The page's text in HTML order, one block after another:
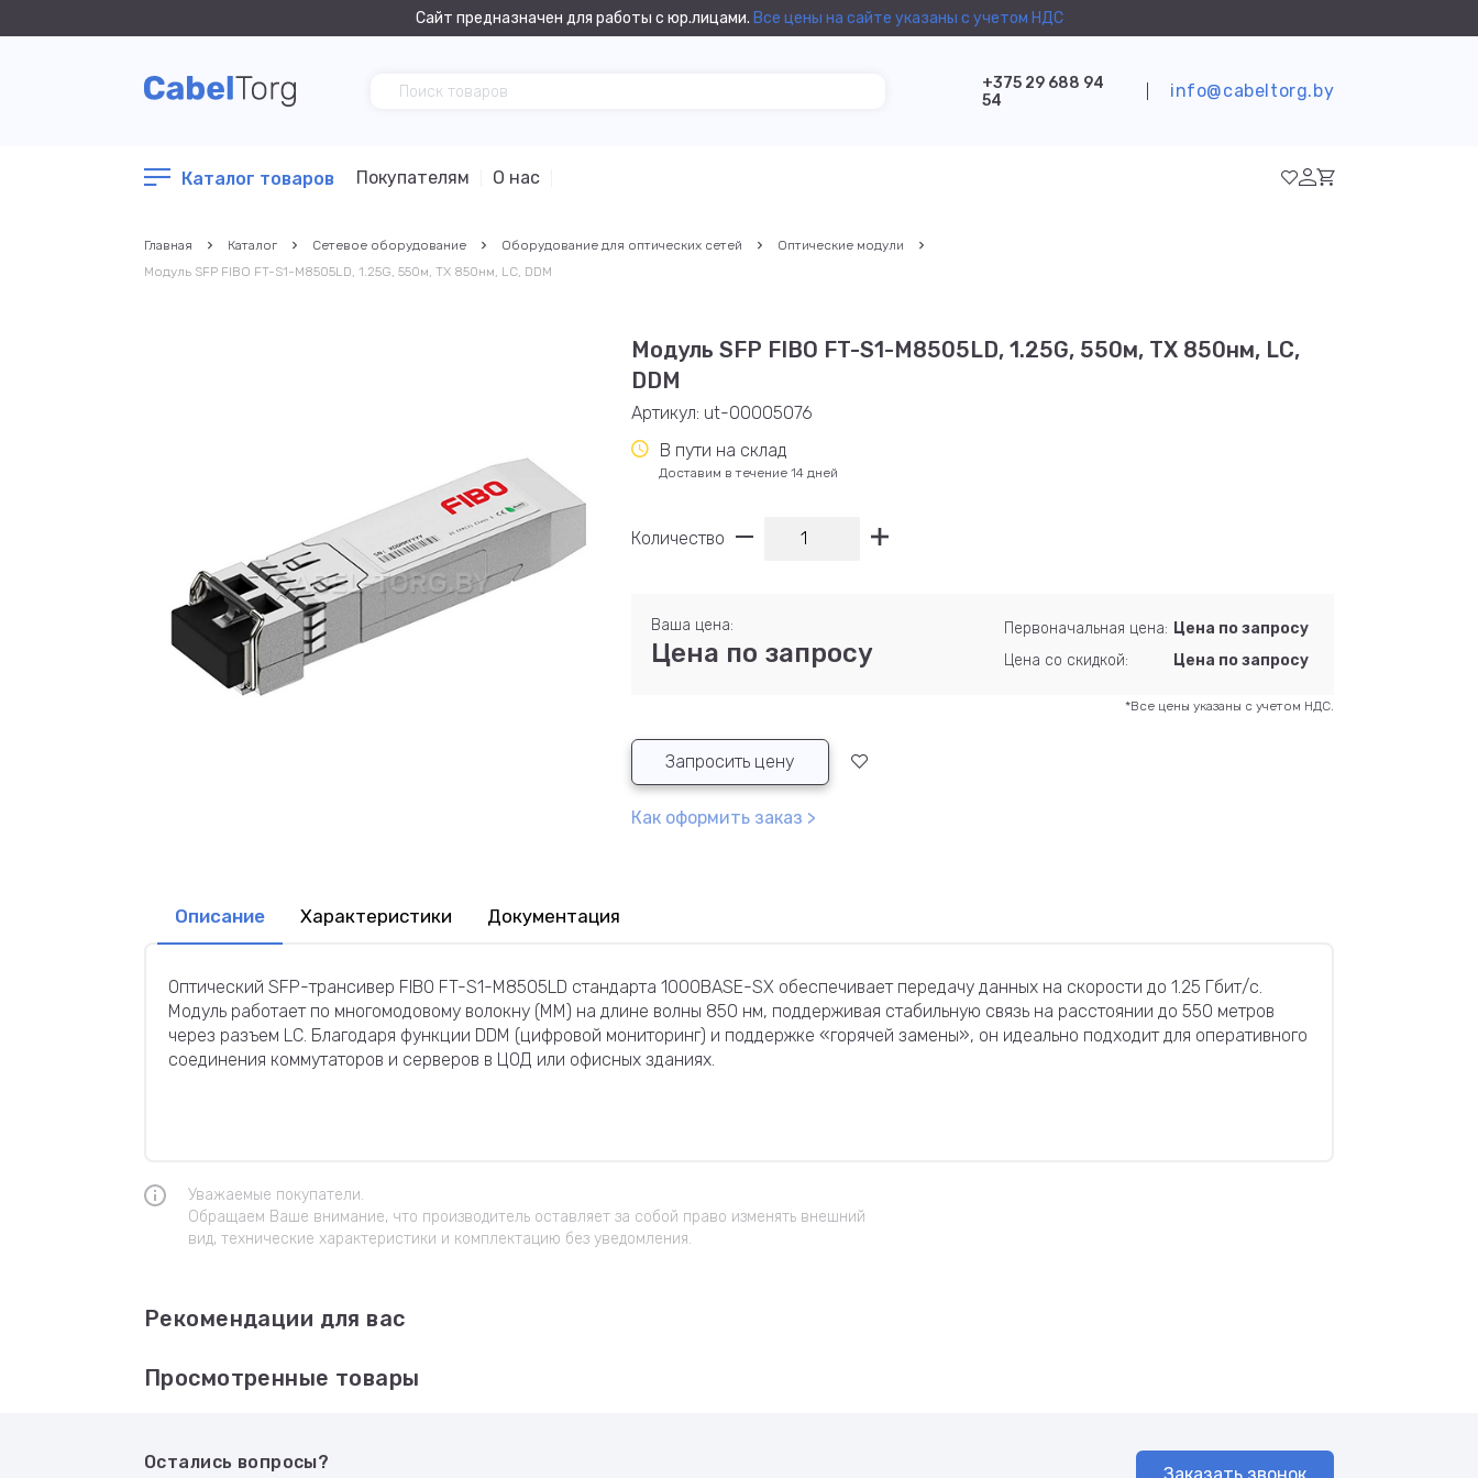
Сайт предназначен для работы с юр.лицами. Все цены на сайте указаны с учетом НДС
+375 29 688 94
54
info@cabeltorg.by
Каталог товаров Покупателям О нас
Главная Каталог Сетевое оборудование Оборудование для оптических сетей
Оптические модули
Модуль SFP FIBO FT-S1-M8505LD, 1.25G, 550м, TX 850нм, LC, DDM
Модуль SFP FIBO FT-S1-M8505LD, 1.25G, 550м, TX 850нм, LC,
DDM
Артикул: ut-00005076
В пути на склад
Доставим в течение 14 дней
Количество
Ваша цена:
Цена по запросу
Первоначальная цена: Цена по запросу
Цена со скидкой:
Цена по запросу
*Все цены указаны с учетом НДС.
Запросить цену
Как оформить заказ >
Описание Характеристики Документация
Оптический SFP-трансивер FIBO FT-S1-M8505LD стандарта 1000BASE-SX обеспечивает передачу данных на скорости до 1.25 Гбит/с.
Модуль работает по многомодовому волокну (MM) на длине волны 850 нм, поддерживая стабильную связь на расстоянии до 550 метров
через разъем LC. Благодаря функции DDM (цифровой мониторинг) и поддержке «горячей замены», он идеально подходит для оперативного
соединения коммутаторов и серверов в ЦОД или офисных зданиях.
Уважаемые покупатели.
Обращаем Ваше внимание, что производитель оставляет за собой право изменять внешний
вид, технические характеристики и комплектацию без уведомления.
Рекомендации для вас
Просмотренные товары
Остались вопросы?